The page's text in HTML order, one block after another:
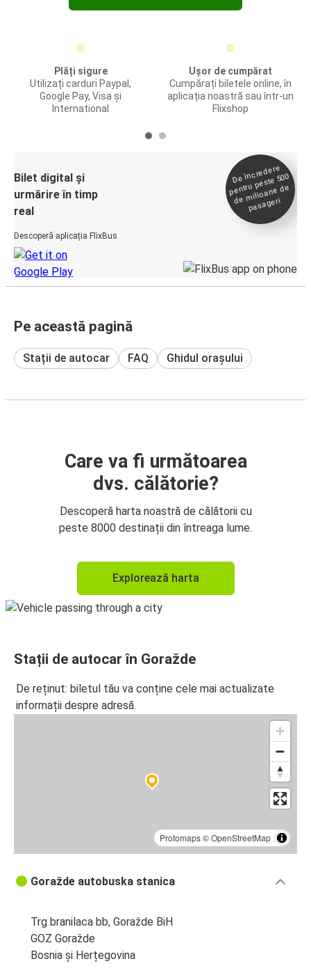
Plăți sigure
Utilizați carduri Paypal,
Google Pay, Visa și
International
Ușor de cumpărat
Cumpărați biletele online, în
aplicația noastră sau într-un
Flixshop
Bilet digital și
urmărire în timp
real
Descoperă aplicația FlixBus
De încredere
pentru peste 500
de
milioane de
pasageri
Pe această pagină
Stații de autocar FAQ Ghidul orașului
Care va fi următoarea
dvs. călătorie?
Descoperă harta noastră de călătorii cu
peste 8000 destinații din întreaga lume.
Explorează harta
Stații de autocar în Goražde
De reținut: biletul tău va conține cele mai actualizate
informații despre adresă.
Protomaps©OpenStreetMap
Goražde autobuska stanica
Trg branilaca bb, Goražde BiH
GOZ Goražde
Bosnia și Herțegovina